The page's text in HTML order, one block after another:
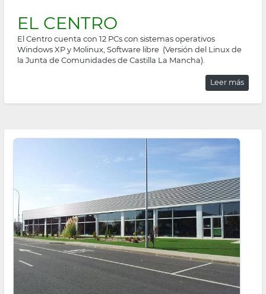
EL CENTRO
El Centro cuenta con 12 PCs con sistemas operativos
Windows XP y Molinux, Software libre (Versión del Linux de
la Junta de Comunidades de Castilla La Mancha).
Leer más